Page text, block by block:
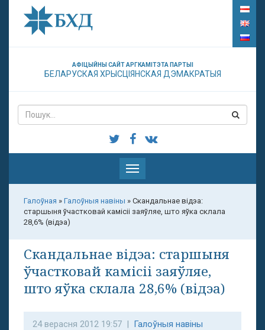
АФІЦЫЙНЫ САЙТ АРГКАМІТЭТА ПАРТЫІ
БЕЛАРУСКАЯ ХРЫСЦІЯНСКАЯ ДЭМАКРАТЫЯ
Паказаць
меню
Галоўная » Галоўныя навіны » Скандальнае відэа:
старшыня ўчастковай камісіі заяўляе, што яўка склала
28,6% (відэа)
Скандальнае відэа: старшыня
ўчастковай камісіі заяўляе,
што яўка склала 28,6% (відэа)
24 верасня 2012 19:57 | Галоўныя навіны